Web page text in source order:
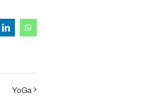
LinkedInWhatsApp
YoGa